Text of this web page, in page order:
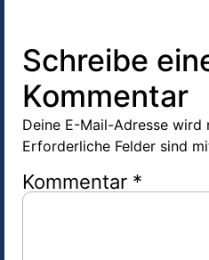
Schreibe
Kommentar
Deine E-Mail-Adresse
Erforderliche Felder sind
Kommentar *